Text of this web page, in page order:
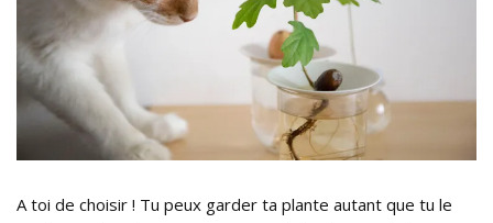
A toi de choisir ! Tu peux garder ta plante autant que tu le